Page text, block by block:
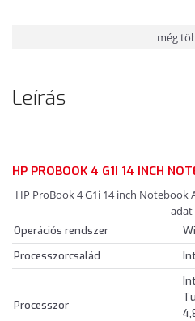
még
Leírás
HP PROBOOK 4 G1I 14 INCH
HP ProBook 4 G1i 14 inch Notebook
adat
Operációs rendszer
Processzorcsalád
Processzor